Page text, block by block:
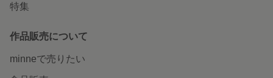
特集
作品販売について
minneで売りたい